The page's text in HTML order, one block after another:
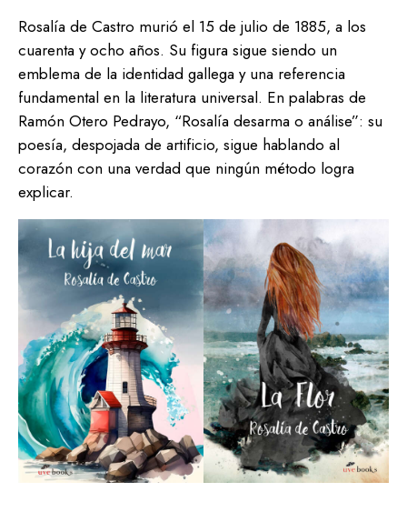
Rosalía de Castro murió el 15 de julio de 1885, a los
cuarenta y ocho años. Su figura sigue siendo un
emblema de la identidad gallega y una referencia
fundamental en la literatura universal. En palabras de
Ramón Otero Pedrayo, “Rosalía desarma o análise”: su
poesía, despojada de artificio, sigue hablando al
corazón con una verdad que ningún método logra
explicar.